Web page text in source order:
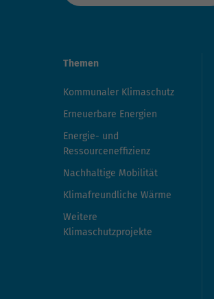
Themen
Kommunaler Klimaschutz
Erneuerbare Energien
Energie- und
Ressourceneffizienz
Nachhaltige Mobilität
Klimafreundliche Wärme
Weitere
Klimaschutzprojekte